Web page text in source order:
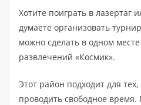
Хотите поиграть в лазертаг
думаете организовать
можно сделать в одном
развлечений «Космик».
Этот район подходит для
проводить свободное время.